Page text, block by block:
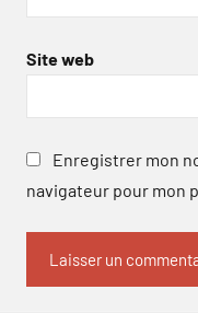
Site web
Enregistrer mon
navigateur pour mon